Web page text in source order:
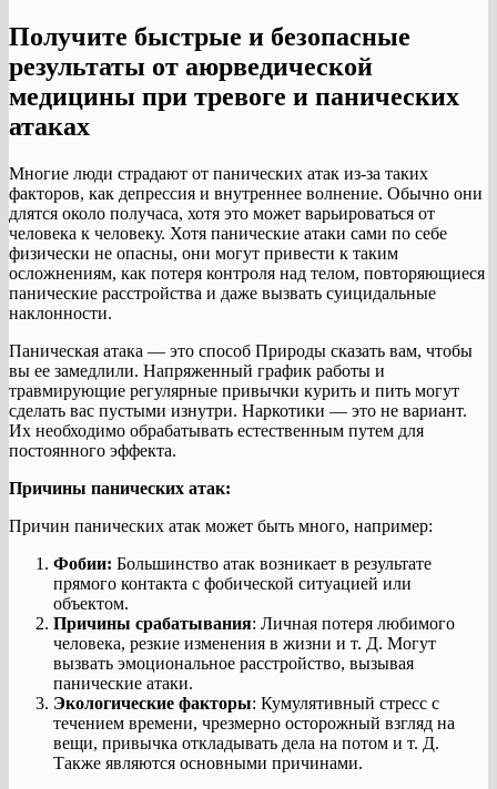
Получите быстрые и безопасные
результаты от аюрведической
медицины при тревоге и панических
атаках
Многие люди страдают от панических атак из-за таких
факторов, как депрессия и внутреннее волнение. Обычно они
длятся около получаса, хотя это может варьироваться от
человека к человеку. Хотя панические атаки сами по себе
физически не опасны, они могут привести к таким
осложнениям, как потеря контроля над телом, повторяющиеся
панические расстройства и даже вызвать суицидальные
наклонности.
Паническая атака — это способ Природы сказать вам, чтобы
вы ее замедлили. Напряженный график работы и
травмирующие регулярные привычки курить и пить могут
сделать вас пустыми изнутри. Наркотики — это не вариант.
Их необходимо обрабатывать естественным путем для
постоянного эффекта.
Причины панических атак:
Причин панических атак может быть много, например:
Фобии: Большинство атак возникает в результате
прямого контакта с фобической ситуацией или
объектом.
Причины срабатывания: Личная потеря любимого
человека, резкие изменения в жизни и т. Д. Могут
вызвать эмоциональное расстройство, вызывая
панические атаки.
Экологические факторы: Кумулятивный стресс с
течением времени, чрезмерно осторожный взгляд на
вещи, привычка откладывать дела на потом и т. Д.
Также являются основными причинами.